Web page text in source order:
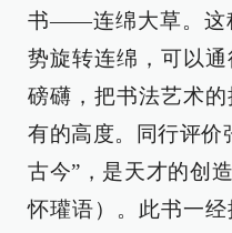
书——连绵大草。这
势旋转连绵，可以
磅礴，把书法艺术
有的高度。同行评价
古今”，是天才的创
怀瓘语）。此书一